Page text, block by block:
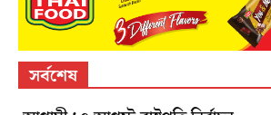
সর্বশেষ